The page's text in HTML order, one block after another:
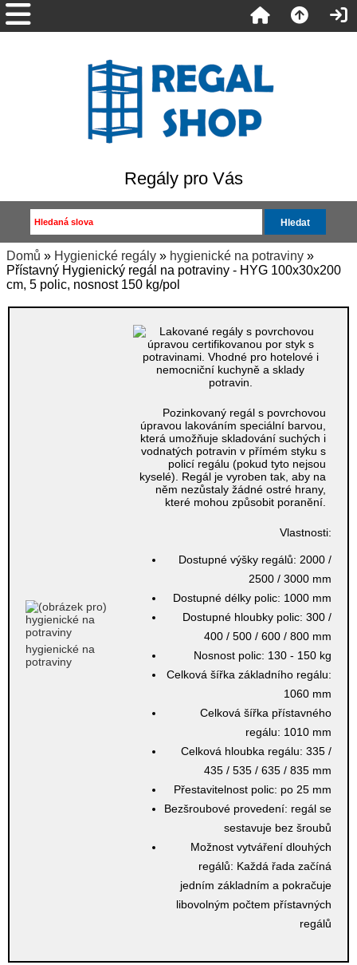
Regály pro Vás
Domů » Hygienické regály » hygienické na potraviny »
Přístavný Hygienický regál na potraviny - HYG 100x30x200
cm, 5 polic, nosnost 150 kg/pol
hygienické na
potraviny
Pozinkovaný regál s povrchovou
úpravou lakováním speciální barvou,
která umožňuje skladování suchých i
vodnatých potravin v přímém styku s
policí regálu (pokud tyto nejsou
kyselé). Regál je vyroben tak, aby na
něm nezůstaly žádné ostré hrany,
které mohou způsobit poranění.
Vlastnosti:
Dostupné výšky regálů: 2000 /
2500 / 3000 mm
Dostupné délky polic: 1000 mm
Dostupné hloubky polic:300 /
400 / 500 / 600 / 800 mm
Nosnost polic: 130 - 150 kg
Celková šířka základního regálu:
1060 mm
Celková šířka přístavného
regálu: 1010 mm
Celková hloubka regálu:335 /
435 / 535 / 635 / 835 mm
Přestavitelnost polic: po 25 mm
Bezšroubové provedení: regál se
sestavuje bez šroubů
Možnost vytváření dlouhých
regálů: Každá řada začíná
jedním základním a pokračuje
libovolným počtem přístavných
regálů